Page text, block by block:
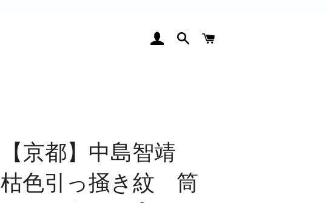
ログイン検索
【京都】中島智靖
枯色引っ掻き紋 筒